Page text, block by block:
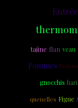
Entrée
tajine flan veau
Pommes
gnocchis
quenelles Figue